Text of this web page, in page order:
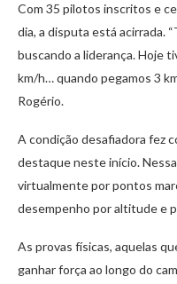
Com 35 pilotos inscritos e
dia, a disputa está acirrada.
buscando a liderança. Hoje
km/h… quando pegamos 3
Rogério.
A condição desafiadora fez
destaque neste início.
virtualmente por pontos
desempenho por altitude e
As provas físicas, aquelas
ganhar força ao longo do